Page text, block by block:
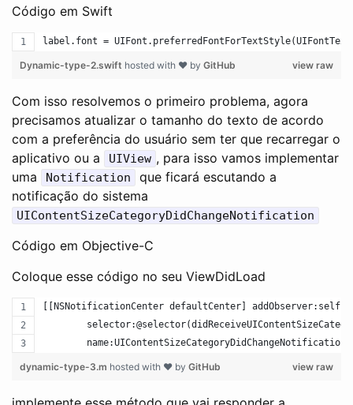
Código em Swift
label.font =
view raw
Dynamic-type-2.swift hosted with ❤ by GitHub
Com isso resolvemos o primeiro problema, agora
precisamos atualizar o tamanho do texto de acordo
com a preferência do usuário sem ter que recarregar o
aplicativo ou a
UIView , para isso vamos implementar
uma
Notification
que ficará escutando a
notificação do sistema
UIContentSizeCategoryDidChangeNotification
Código em Objective-C
Coloque esse código no seu ViewDidLoad
[[NSNotificationCenter defaultCenter] addObserver:self
name:UIContentSizeCategoryDidChangeNotification
view raw
dynamic-type-3.m hosted with ❤ by GitHub